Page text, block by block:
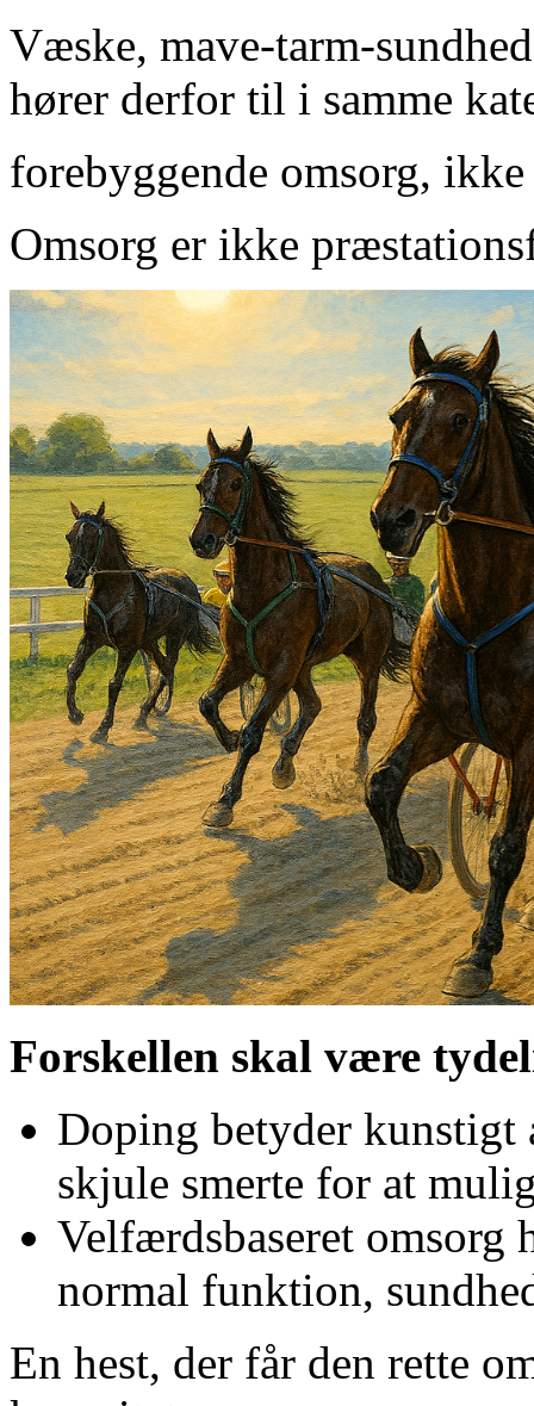
Væske, mave-tarm-
hører derfor til i samme
forebyggende omsorg,
Omsorg er ikke
Forskellen skal være
Doping betyder
skjule smerte for at
Velfærdsbaseret omsorg
normal funktion,
En hest, der får den rette